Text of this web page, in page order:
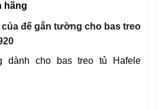
hãng
đế gắn tường cho bas treo
dành cho bas treo tủ Hafele